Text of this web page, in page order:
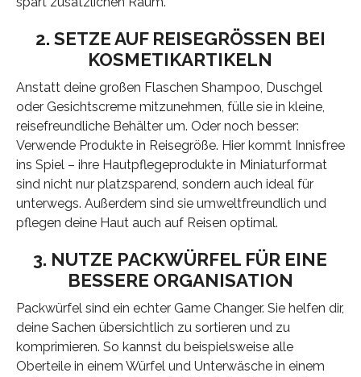
2. SETZE AUF REISEGRÖSSEN BEI K
OSMETIKARTIKELN
Anstatt deine großen Flaschen Shampoo, Duschgel
oder Gesichtscreme mitzunehmen, fülle sie in kleine,
reisefreundliche Behälter um. Oder noch besser:
Verwende Produkte in Reisegröße. Hier kommt Innisfree
ins Spiel – ihre Hautpflegeprodukte in Miniaturformat
sind nicht nur platzsparend, sondern auch ideal für
unterwegs. Außerdem sind sie umweltfreundlich und
pflegen deine Haut auch auf Reisen optimal.
3. NUTZE PACKWÜRFEL FÜR EINE
BESSERE ORGANISATION
Packwürfel sind ein echter Game Changer. Sie helfen dir,
deine Sachen übersichtlich zu sortieren und zu
komprimieren. So kannst du beispielsweise alle
Oberteile in einem Würfel und Unterwäsche in einem